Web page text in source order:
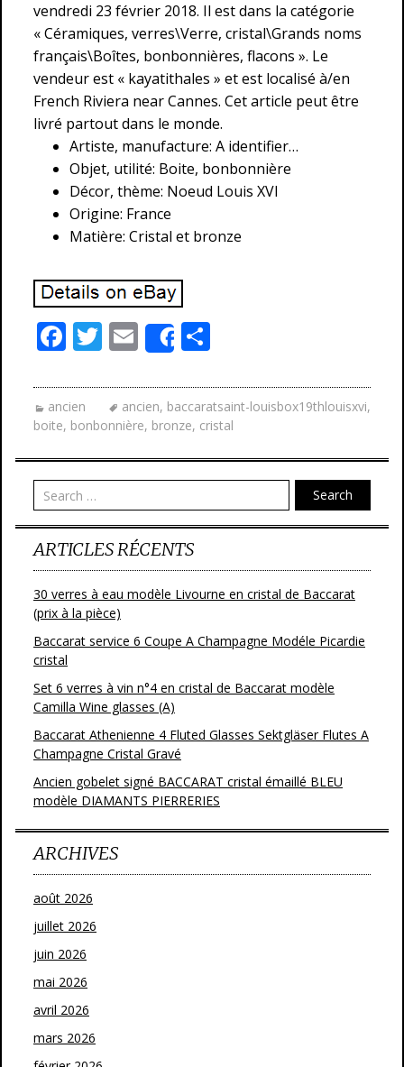
vendredi 23 février 2018. Il est dans la catégorie
« Céramiques, verres\Verre, cristal\Grands noms
français\Boîtes, bonbonnières, flacons ». Le
vendeur est « kayatithales » et est localisé à/en
French Riviera near Cannes. Cet article peut être
livré partout dans le monde.
Artiste, manufacture: A identifier…
Objet, utilité: Boite, bonbonnière
Décor, thème: Noeud Louis XVI
Origine: France
Matière: Cristal et bronze
F
e
b
o
o
k
T
itt
er
E
m
ai
l
Share
ta
g
er
ancien ancien, baccaratsaint-louisbox19thlouisxvi,
boite, bonbonnière, bronze, cristal
Search
ARTICLES RÉCENTS
30 verres à eau modèle Livourne en cristal de Baccarat
(prix à la pièce)
Baccarat service 6 Coupe A Champagne Modéle Picardie
cristal
Set 6 verres à vin n°4 en cristal de Baccarat modèle
Camilla Wine glasses (A)
Baccarat Athenienne 4 Fluted Glasses Sektgläser Flutes A
Champagne Cristal Gravé
Ancien gobelet signé BACCARAT cristal émaillé BLEU
modèle DIAMANTS PIERRERIES
ARCHIVES
août 2026
juillet 2026
juin 2026
mai 2026
avril 2026
mars 2026